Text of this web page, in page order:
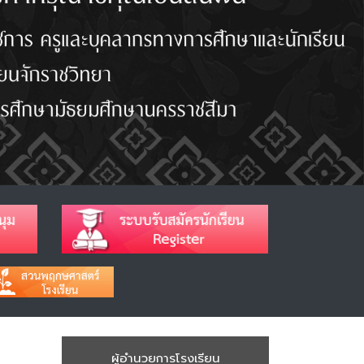
ผู้อำนวยการโรงเรียน